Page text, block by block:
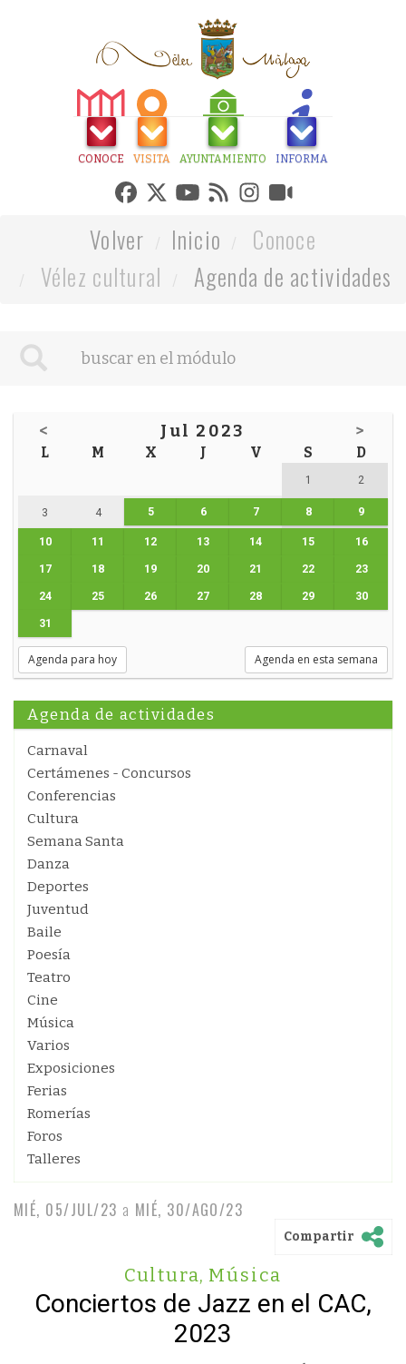
CONOCE VISITA AYUNTAMIENTO INFORMA
Volver Inicio
Conoce
Vélez cultural
Agenda de actividades
< Jul 2023 >
L M X J V S D
1 2
3 4 5 6 7 8 9
10 11 12 13 14 15 16
17 18 19 20 21 22 23
24 25 26 27 28 29 30
31
Agenda para hoy Agenda en esta semana
Agenda de actividades
Carnaval
Certámenes - Concursos
Conferencias
Cultura
Semana Santa
Danza
Deportes
Juventud
Baile
Poesía
Teatro
Cine
Música
Varios
Exposiciones
Ferias
Romerías
Foros
Talleres
MIÉ, 05/JUL/23 a MIÉ, 30/AGO/23
Compartir
Cultura, Música
Conciertos de Jazz en el CAC,
2023